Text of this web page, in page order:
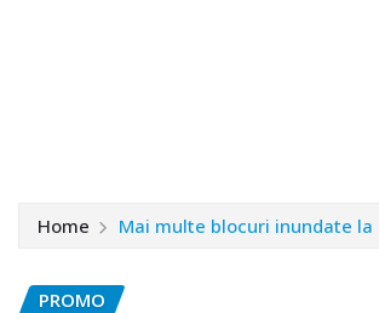
Home Mai multe blocuri inundate la
PROMO